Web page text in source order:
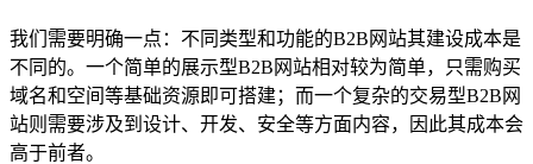
我们需要明确一点：不同类型和功能的B2B网站其建设成本是
不同的。一个简单的展示型B2B网站相对较为简单，只需购买
域名和空间等基础资源即可搭建；而一个复杂的交易型B2B网
站则需要涉及到设计、开发、安全等方面内容，因此其成本会
高于前者。